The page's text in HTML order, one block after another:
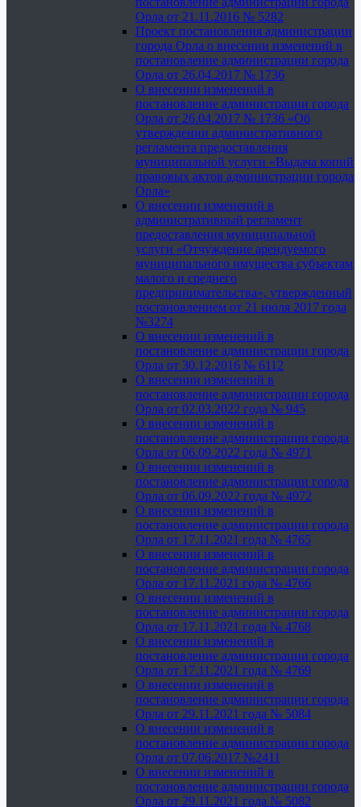
Орла от 21.11.2016 № 5282
Проект постановления администрации
города Орла о внесении изменений в
постановление администрации города
Орла от 26.04.2017 № 1736
О внесении изменений в
постановление администрации города
Орла от 26.04.2017 № 1736 «Об
утверждении административного
регламента предоставления
муниципальной услуги «Выдача копий
правовых актов администрации города
Орла»
О внесении изменений в
административный регламент
предоставления муниципальной
услуги «Отчуждение арендуемого
муниципального имущества субъектам
малого и среднего
предпринимательства», утвержденный
постановлением от 21 июля 2017 года
№3274
О внесении изменений в
постановление администрации города
Орла от 30.12.2016 № 6112
О внесении изменений в
постановление администрации города
Орла от 02.03.2022 года № 945
О внесении изменений в
постановление администрации города
Орла от 06.09.2022 года № 4971
О внесении изменений в
постановление администрации города
Орла от 06.09.2022 года № 4972
О внесении изменений в
постановление администрации города
Орла от 17.11.2021 года № 4765
О внесении изменений в
постановление администрации города
Орла от 17.11.2021 года № 4766
О внесении изменений в
постановление администрации города
Орла от 17.11.2021 года № 4768
О внесении изменений в
постановление администрации города
Орла от 17.11.2021 года № 4769
О внесении изменений в
постановление администрации города
Орла от 29.11.2021 года № 5084
О внесении изменений в
постановление администрации города
Орла от 07.06.2017 №2411
О внесении изменений в
постановление администрации города
Орла от 29.11.2021 года № 5082